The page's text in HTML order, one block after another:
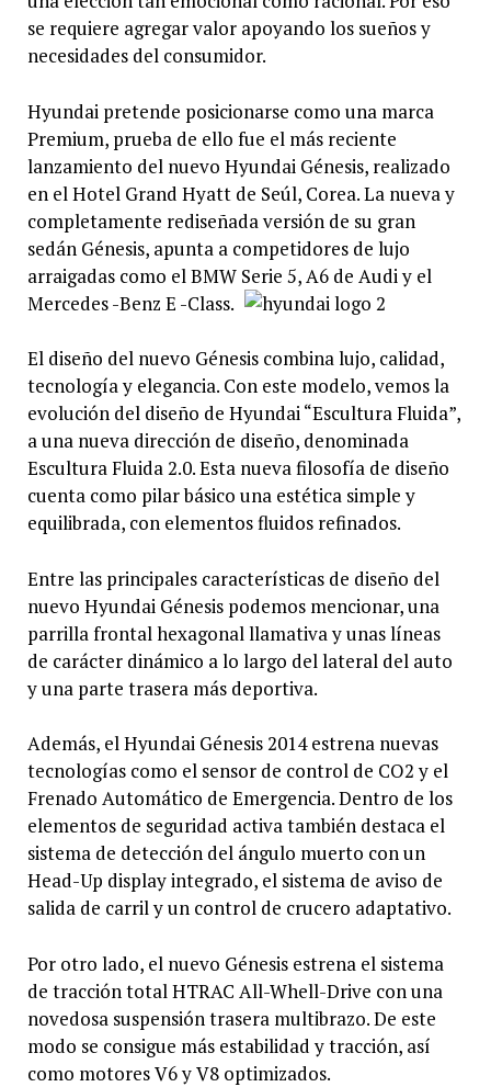
se requiere agregar valor apoyando los sueños y
necesidades del consumidor.
Hyundai pretende posicionarse como una marca
Premium, prueba de ello fue el más reciente
lanzamiento del nuevo Hyundai Génesis, realizado
en el Hotel Grand Hyatt de Seúl, Corea. La nueva y
completamente rediseñada versión de su gran
sedán Génesis, apunta a competidores de lujo
arraigadas como el BMW Serie 5, A6 de Audi y el
Mercedes -Benz E -Class.
El diseño del nuevo Génesis combina lujo, calidad,
tecnología y elegancia. Con este modelo, vemos la
evolución del diseño de Hyundai “Escultura Fluida”,
a una nueva dirección de diseño, denominada
Escultura Fluida 2.0. Esta nueva filosofía de diseño
cuenta como pilar básico una estética simple y
equilibrada, con elementos fluidos refinados.
Entre las principales características de diseño del
nuevo Hyundai Génesis podemos mencionar, una
parrilla frontal hexagonal llamativa y unas líneas
de carácter dinámico a lo largo del lateral del auto
y una parte trasera más deportiva.
Además, el Hyundai Génesis 2014 estrena nuevas
tecnologías como el sensor de control de CO2 y el
Frenado Automático de Emergencia. Dentro de los
elementos de seguridad activa también destaca el
sistema de detección del ángulo muerto con un
Head-Up display integrado, el sistema de aviso de
salida de carril y un control de crucero adaptativo.
Por otro lado, el nuevo Génesis estrena el sistema
de tracción total HTRAC All-Whell-Drive con una
novedosa suspensión trasera multibrazo. De este
modo se consigue más estabilidad y tracción, así
como motores V6 y V8 optimizados.